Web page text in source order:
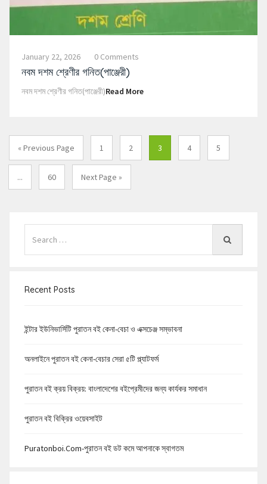
January 22, 2026 0 Comments
নবম দশম শ্রেণীর গনিত(পাঞ্জেরী)
নবম দশম শ্রেণীর গনিত(পাঞ্জেরী)Read More
« Previous Page 1 2 3 4 5
... 60 Next Page »
Recent Posts
ইন্টার ইউনিভার্সিটি পুরাতন বই কেনা-বেচা ও এক্সচেঞ্জ সম্ভাবনা
অনলাইনে পুরাতন বই কেনা-বেচার সেরা ৫টি প্ল্যাটফর্ম
পুরাতন বই ক্রয় বিক্রয়: বাংলাদেশের বইপ্রেমীদের জন্য কার্যকর সমাধান
পুরাতন বই বিক্রির ওয়েবসাইট
Puratonboi.com-পুরাতন বই ডট কমে আপনাকে স্বাগতম